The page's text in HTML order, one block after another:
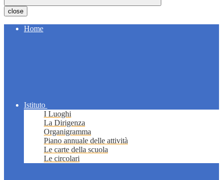
close
Home
Istituto
I Luoghi
La Dirigenza
Organigramma
Piano annuale delle attività
Le carte della scuola
Le circolari